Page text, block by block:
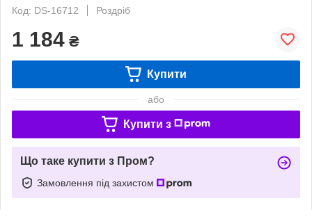
Код: DS-16712
Роздріб
1 184 ₴
Купити
або
Купити з
Що таке купити з Пром?
Замовлення під захистом